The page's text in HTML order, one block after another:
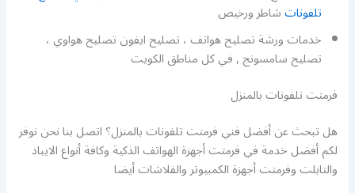
تلفوناتشاطر ورخيص
خدمات ورشة تصليح هواتف ، تصليح ايفون تصليح هواوي ،
تصليح سامسونج , في كل مناطق الكويت
فرمتت تلفونات بالمنزل
هل تبحث عن أفضل فني فرمتت تلفونات بالمنزل؟ اتصل بنا نحن نوفر
لكم أفضل خدمة في فرمتت أجهزة الهواتف الذكية وكافة أنواع الايباد
والتابلت وفرمتت أجهزة الكمبيوتر والفلاشات أيضا